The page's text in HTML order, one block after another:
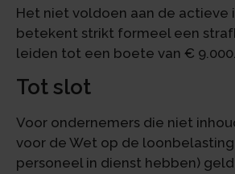
Het niet voldoen aan de
betekent strikt formeel een
leiden tot een boete van € 9.000.
Tot slot
Voor ondernemers die niet
voor de Wet op de
personeel in dienst hebben)